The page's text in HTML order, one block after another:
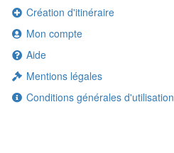
Création d'itinéraire
Mon compte
Aide
Mentions légales
Conditions générales d'utilisation